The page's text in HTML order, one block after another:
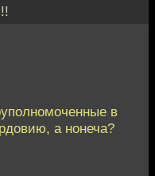
в
а нонеча?